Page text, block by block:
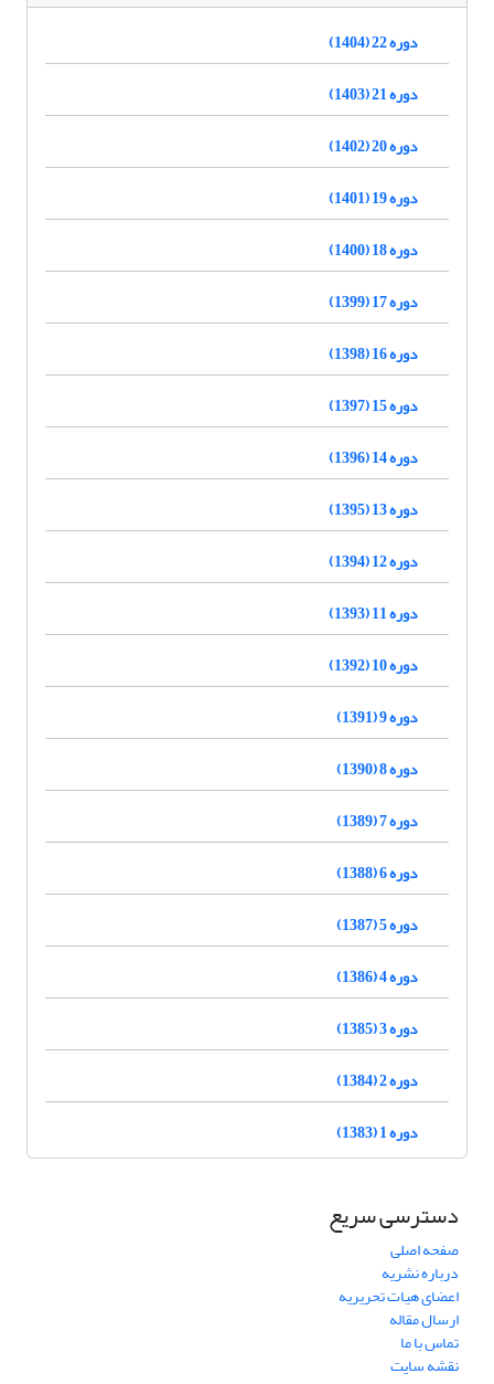
دوره 22 (1404)
دوره 21 (1403)
دوره 20 (1402)
دوره 19 (1401)
دوره 18 (1400)
دوره 17 (1399)
دوره 16 (1398)
دوره 15 (1397)
دوره 14 (1396)
دوره 13 (1395)
دوره 12 (1394)
دوره 11 (1393)
دوره 10 (1392)
دوره 9 (1391)
دوره 8 (1390)
دوره 7 (1389)
دوره 6 (1388)
دوره 5 (1387)
دوره 4 (1386)
دوره 3 (1385)
دوره 2 (1384)
دوره 1 (1383)
دسترسی سریع
صفحه اصلی
درباره نشریه
اعضای هیات تحریریه
ارسال مقاله
تماس با ما
نقشه سایت